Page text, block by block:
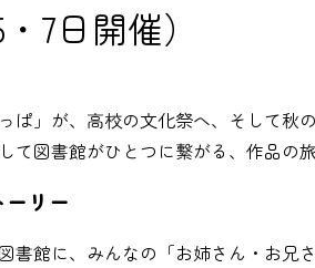
7日開催）
ぱ」が、高校の文化祭へ、そして秋
て図書館がひとつに繋がる、作品の
リー
書館に、みんなの「お姉さん・お兄